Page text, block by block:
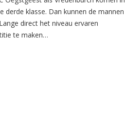
derde klasse. Dan kunnen de mannen
direct het niveau ervaren
te maken…